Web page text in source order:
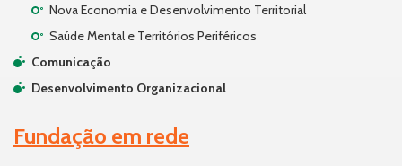
Nova Economia e Desenvolvimento Territorial
Saúde Mental e Territórios Periféricos
Comunicação
Desenvolvimento Organizacional
Fundação em rede